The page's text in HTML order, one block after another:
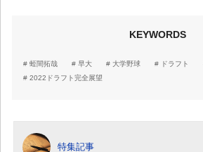
KEYWORDS
蛭間拓哉 早大 大学野球 ドラフト
2022ドラフト完全展望
特集記事